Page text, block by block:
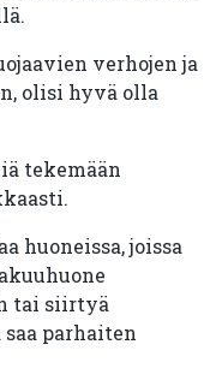
verhojen ja
olisi hyvä olla
tekemään
huoneissa, joissa
tai siirtyä
parhaiten